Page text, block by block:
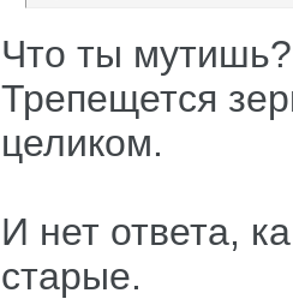
Что ты мутишь?
Трепещется
целиком.
И нет ответа,
старые.